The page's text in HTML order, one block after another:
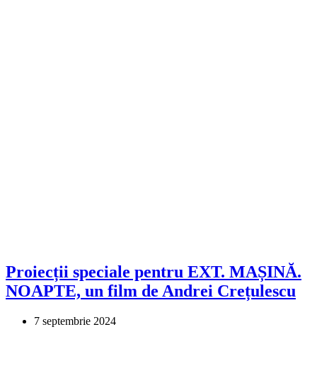
Proiecții speciale pentru EXT. MAȘINĂ.
NOAPTE, un film de Andrei Crețulescu
7 septembrie 2024